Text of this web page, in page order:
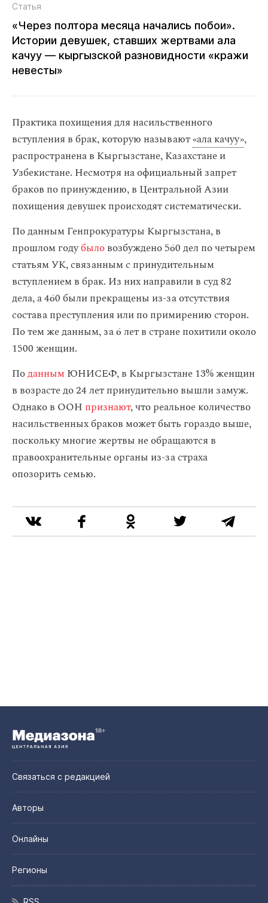
Статья
«Через полтора месяца начались побои».
Истории девушек, ставших жертвами ала
качуу — кыргызской разновидности «кражи
невесты»
Практика похищения для насильственного
вступления в брак, которую называют«ала качуу»,
распространена в Кыргызстане, Казахстане и
Узбекистане. Несмотря на официальный запрет
браков по принуждению, в Центральной Азии
похищения девушек происходят систематически.
По данным Генпрокуратуры Кыргызстана, в
прошлом годубыловозбуждено 560 дел по четырем
статьям УК, связанным с принудительным
вступлением в брак. Из них направили в суд 82
дела, а 460 были прекращены из-за отсутствия
состава преступления или по примирению сторон.
По тем же данным, за 6 лет в стране похитили около
1500 женщин.
Поданным ЮНИСЕФ, в Кыргызстане 13% женщин
в возрасте до 24 лет принудительно вышли замуж.
Однако в ООН признают, что реальное количество
насильственных браков может быть гораздо выше,
поскольку многие жертвы не обращаются в
правоохранительные органы из-за страха
опозорить семью.
Связаться с редакцией
Авторы
Онлайны
Регионы